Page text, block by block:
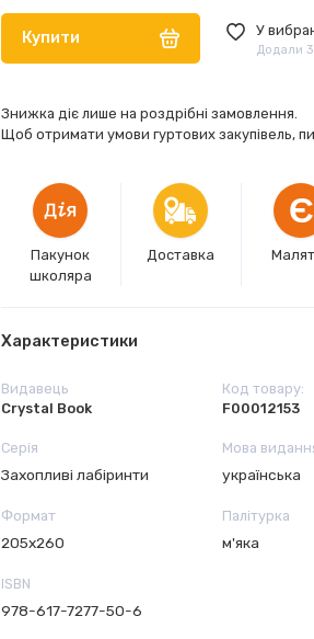
Купити У
Додали 3
Знижка діє лише на роздрібні замовлення.
Щоб отримати умови гуртових закупівель,
Пакунок
школяра
Доставка
Є
Характеристики
Видавець
Crystal Book
Код товару:
F00012153
Серія
Захопливі лабіринти
Мова
українська
Формат
205х260
Палітурка
м'яка
ISBN
978-617-7277-50-6